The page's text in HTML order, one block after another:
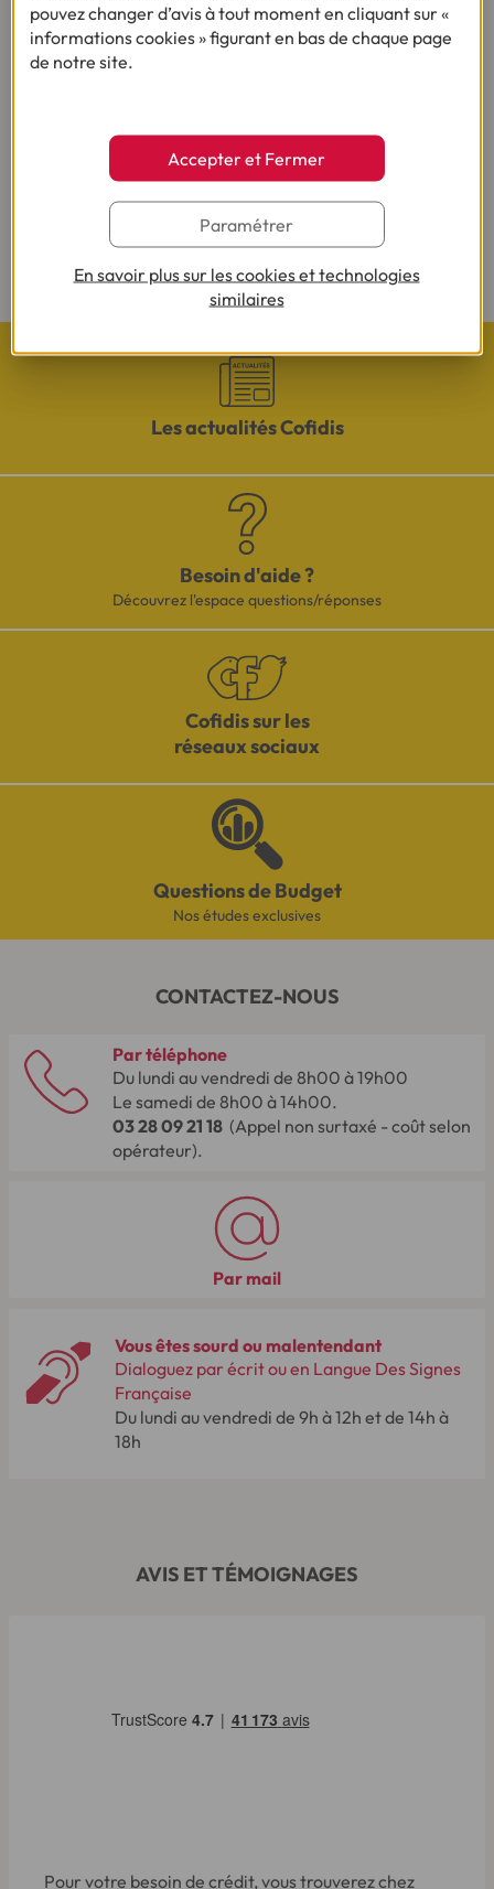
Besoin d'en savoir plus sur le crédit ?
renvoyer complété, daté, signé et accompagné des justificatifs demandés en
vue d'une acceptation définitive.
(2) Sous réserve d’acceptation de votre dossier et à l’issue du délai légal de
Les actualités Cofidis
Besoin d'aide ?
Découvrez l'espace questions/réponses
Cofidis sur les
réseaux sociaux
Questions de Budget
Nos études exclusives
CONTACTEZ-NOUS
Par téléphone
Du lundi au vendredi de 8h00 à 19h00
Le samedi de 8h00 à 14h00.
03 28 09 21 18 (Appel non surtaxé - coût selon
opérateur).
Par mail
Vous êtes sourd ou malentendant
Dialoguez par écrit ou en Langue Des Signes
Française
Du lundi au vendredi de 9h à 12h et de 14h à
18h
AVIS ET TÉMOIGNAGES
Pour votre besoin de crédit, vous trouverez chez
pouvez changer d’avis à tout moment en cliquant sur «
informations cookies » figurant en bas de chaque page
de notre site.
Accepter et Fermer
Paramétrer
En savoir plus sur les cookies et technologies
similaires